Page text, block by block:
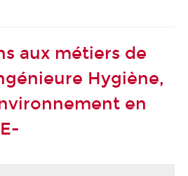
aux métiers de
Hygiène,
en